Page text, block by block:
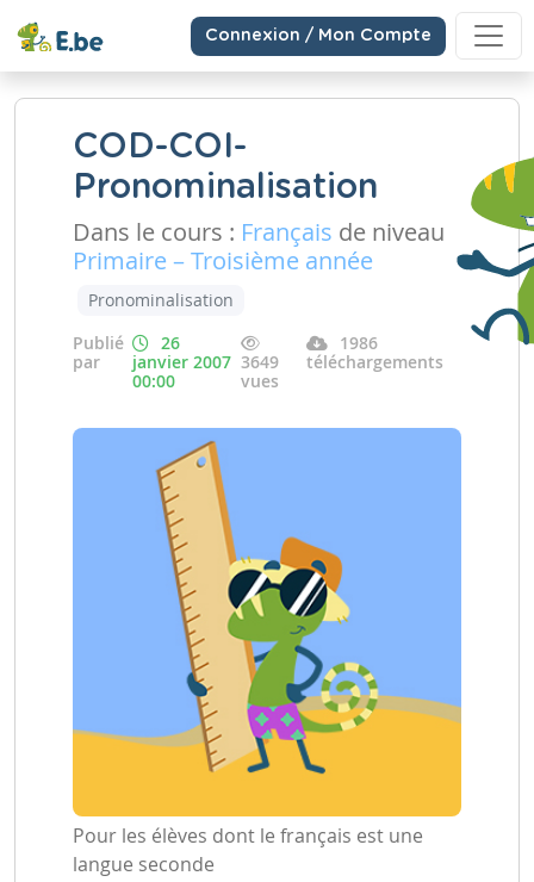
Connexion / Mon Compte
COD-COI-
Pronominalisation
Dans le cours : Français de niveau
Primaire – Troisième année
Pronominalisation
Publié
par
26
janvier 2007
00:00
3649
vues
1986
téléchargements
Pour les élèves dont le français est une
langue seconde